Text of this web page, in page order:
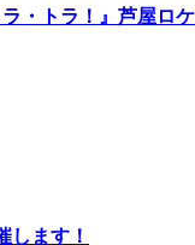
・トラ！』芦屋ロケ
します！